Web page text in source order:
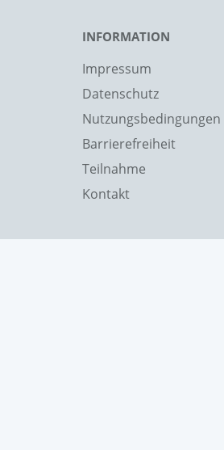
INFORMATION
Impressum
Datenschutz
Nutzungsbedingungen
Barrierefreiheit
Teilnahme
Kontakt